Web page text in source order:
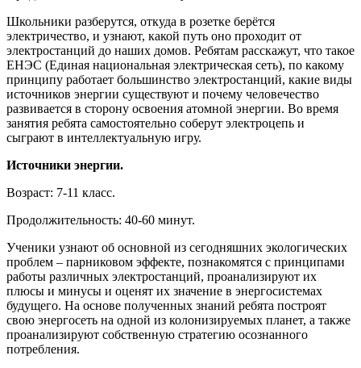
Школьники разберутся, откуда в розетке берётся
электричество, и узнают, какой путь оно проходит от
электростанций до наших домов. Ребятам расскажут, что такое
ЕНЭС (Единая национальная электрическая сеть), по какому
принципу работает большинство электростанций, какие виды
источников энергии существуют и почему человечество
развивается в сторону освоения атомной энергии. Во время
занятия ребята самостоятельно соберут электроцепь и
сыграют в интеллектуальную игру.
Источники энергии.
Возраст: 7-11 класс.
Продолжительность: 40-60 минут.
Ученики узнают об основной из сегодняшних экологических
проблем – парниковом эффекте, познакомятся с принципами
работы различных электростанций, проанализируют их
плюсы и минусы и оценят их значение в энергосистемах
будущего. На основе полученных знаний ребята построят
свою энергосеть на одной из колонизируемых планет, а также
проанализируют собственную стратегию осознанного
потребления.